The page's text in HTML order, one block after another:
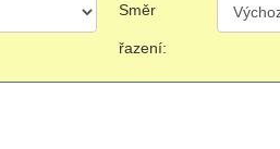
Směr
řazení: